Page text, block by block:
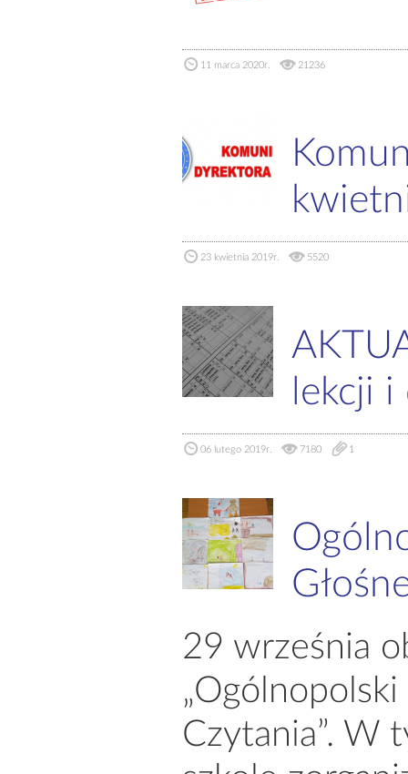
11 marca 2020r. 21236
23 kwietnia 2019r. 5520
lekcji
06 lutego 2019r. 7180 1
29 września
Czytania”. W